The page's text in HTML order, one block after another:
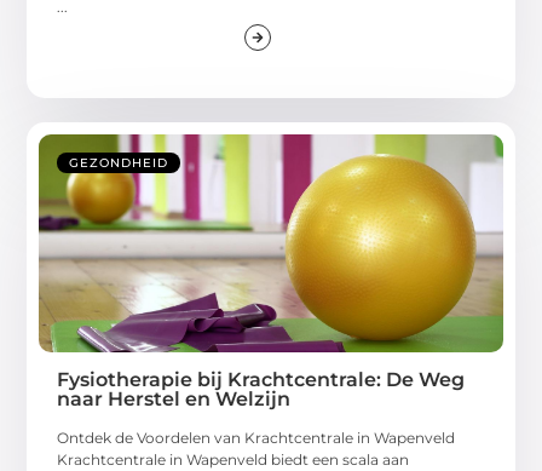
...
GEZONDHEID
Fysiotherapie bij Krachtcentrale: De Weg
naar Herstel en Welzijn
Ontdek de Voordelen van Krachtcentrale in Wapenveld
Krachtcentrale in Wapenveld biedt een scala aan